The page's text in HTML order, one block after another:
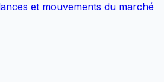
et mouvements du marché